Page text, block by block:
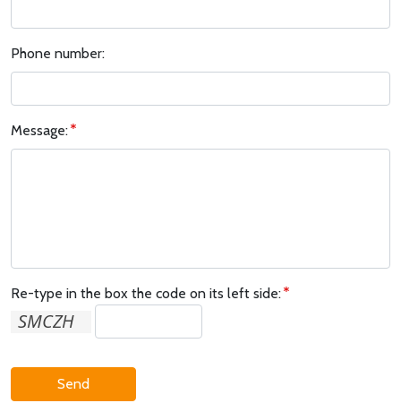
Phone number:
Message:
Re-type in the box the code on its left side:
Send